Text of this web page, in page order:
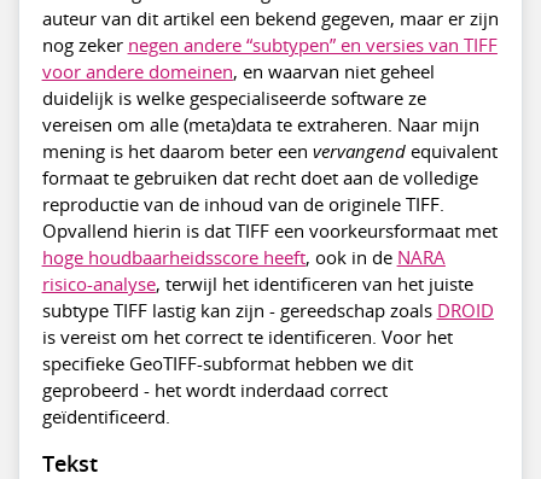
auteur van dit artikel een bekend gegeven, maar er zijn
nog zeker negen andere “subtypen” en versies van TIFF
voor andere domeinen, en waarvan niet geheel
duidelijk is welke gespecialiseerde software ze
vereisen om alle (meta)data te extraheren. Naar mijn
mening is het daarom beter een vervangendequivalent
formaat te gebruiken dat recht doet aan de volledige
reproductie van de inhoud van de originele TIFF.
Opvallend hierin is dat TIFF een voorkeursformaat met
hoge houdbaarheidsscore heeft, ook in de NARA
risico-analyse, terwijl het identificeren van het juiste
subtype TIFF lastig kan zijn - gereedschap zoals DROID
is vereist om het correct te identificeren. Voor het
specifieke GeoTIFF-subformat hebben we dit
geprobeerd - het wordt inderdaad correct
geïdentificeerd.
Tekst